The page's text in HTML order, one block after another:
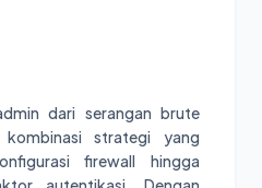
dari serangan brute
strategi yang
firewall hingga